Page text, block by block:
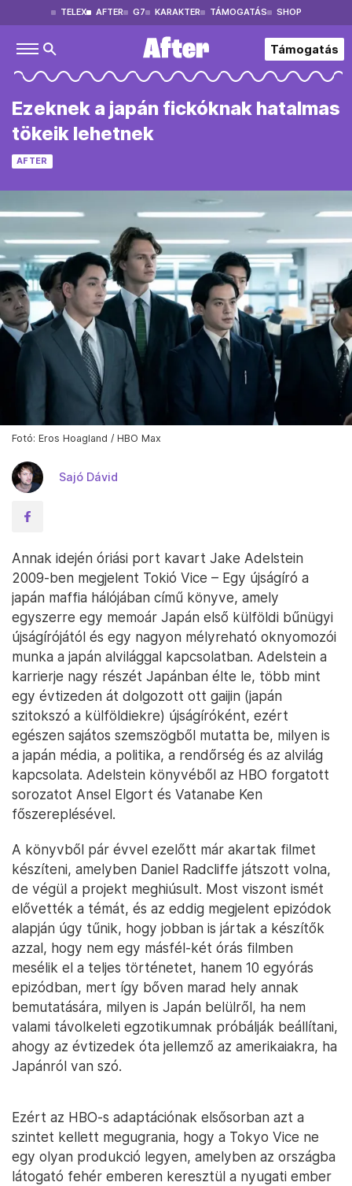
TELEX AFTER G7 KARAKTER TÁMOGATÁS SHOP
Támogatás
Ezeknek a japán fickóknak hatalmas
tökeik lehetnek
AFTER
Fotó: Eros Hoagland / HBO Max
Sajó Dávid
Annak idején óriási port kavart Jake Adelstein
2009-ben megjelent Tokió Vice – Egy újságíró a
japán maffia hálójában című könyve, amely
egyszerre egy memoár Japán első külföldi bűnügyi
újságírójától és egy nagyon mélyreható oknyomozói
munka a japán alvilággal kapcsolatban. Adelstein a
karrierje nagy részét Japánban élte le, több mint
egy évtizeden át dolgozott ott gaijin (japán
szitokszó a külföldiekre) újságíróként, ezért
egészen sajátos szemszögből mutatta be, milyen is
a japán média, a politika, a rendőrség és az alvilág
kapcsolata. Adelstein könyvéből az HBO forgatott
sorozatot Ansel Elgort és Vatanabe Ken
főszereplésével.
A könyvből pár évvel ezelőtt már akartak filmet
készíteni, amelyben Daniel Radcliffe játszott volna,
de végül a projekt meghiúsult. Most viszont ismét
elővették a témát, és az eddig megjelent epizódok
alapján úgy tűnik, hogy jobban is jártak a készítők
azzal, hogy nem egy másfél-két órás filmben
mesélik el a teljes történetet, hanem 10 egyórás
epizódban, mert így bőven marad hely annak
bemutatására, milyen is Japán belülről, ha nem
valami távolkeleti egzotikumnak próbálják beállítani,
ahogy az évtizedek óta jellemző az amerikaiakra, ha
Japánról van szó.
Ezért az HBO-s adaptációnak elsősorban azt a
szintet kellett megugrania, hogy a Tokyo Vice ne
egy olyan produkció legyen, amelyben az országba
látogató fehér emberen keresztül a nyugati ember